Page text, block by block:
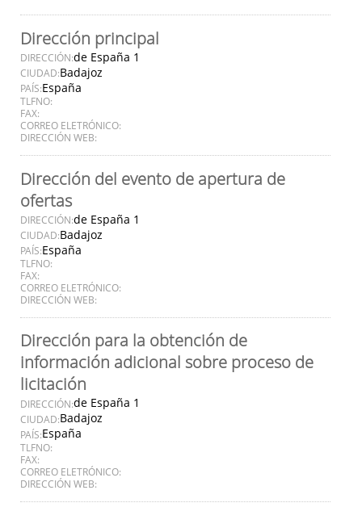
Dirección principal
DIRECCIÓN:de España 1
CIUDAD:Badajoz
PAÍS:España
TLFNO:
FAX:
CORREO ELETRÓNICO:
DIRECCIÓN WEB:
Dirección del evento de apertura de
ofertas
DIRECCIÓN:de España 1
CIUDAD:Badajoz
PAÍS:España
TLFNO:
FAX:
CORREO ELETRÓNICO:
DIRECCIÓN WEB:
Dirección para la obtención de
información adicional sobre proceso de
licitación
DIRECCIÓN:de España 1
CIUDAD:Badajoz
PAÍS:España
TLFNO:
FAX:
CORREO ELETRÓNICO:
DIRECCIÓN WEB: